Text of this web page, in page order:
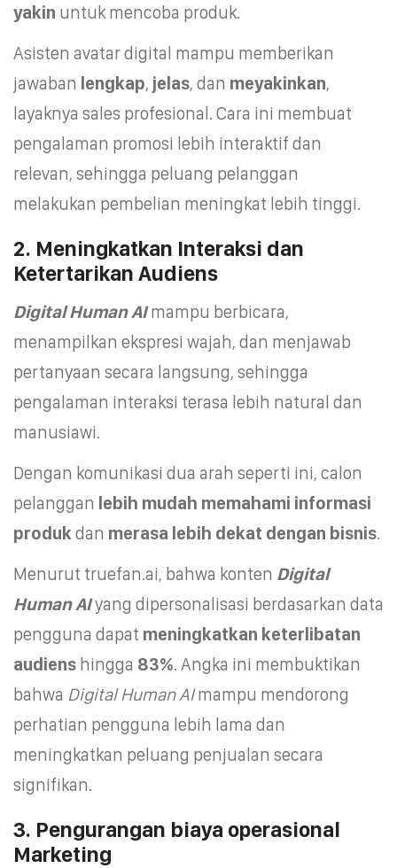
yakin untuk mencoba produk.
Asisten avatar digital mampu memberikan
jawaban lengkap, jelas, dan meyakinkan,
layaknya sales profesional. Cara ini membuat
pengalaman promosi lebih interaktif dan
relevan, sehingga peluang pelanggan
melakukan pembelian meningkat lebih tinggi.
2. Meningkatkan Interaksi dan
Ketertarikan Audiens
Digital Human AImampu berbicara,
menampilkan ekspresi wajah, dan menjawab
pertanyaan secara langsung, sehingga
pengalaman interaksi terasa lebih natural dan
manusiawi.
Dengan komunikasi dua arah seperti ini, calon
pelanggan lebih mudah memahami informasi
produkdan merasa lebih dekat dengan bisnis.
Menurut truefan.ai, bahwa konten Digital
Human AIyang dipersonalisasi berdasarkan data
pengguna dapat meningkatkan keterlibatan
audiens hingga 83%. Angka ini membuktikan
bahwa Digital Human AImampu mendorong
perhatian pengguna lebih lama dan
meningkatkan peluang penjualan secara
signifikan.
3. Pengurangan biaya operasional
Marketing